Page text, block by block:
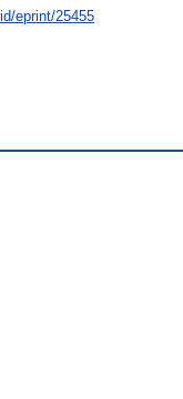
eprint/25455